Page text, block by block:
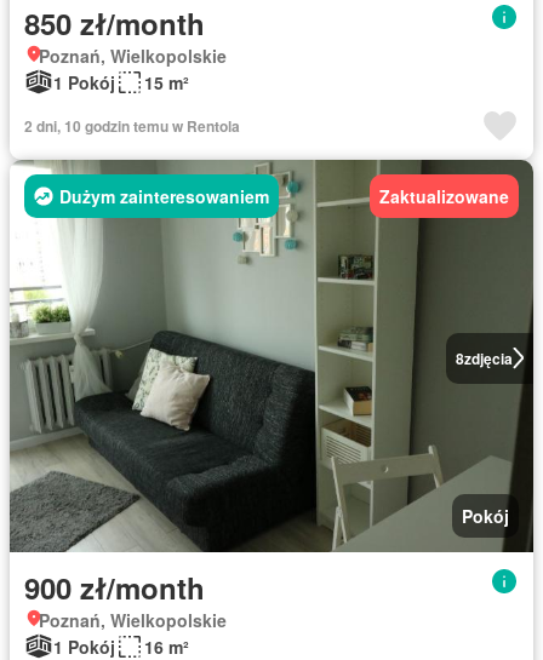
850 zł/month
Poznań, Wielkopolskie
1 Pokój
15 m²
2 dni, 10 godzin temu w Rentola
8zdjęcia
Dużym zainteresowaniem Zaktualizowane
Pokój
900 zł/month
Poznań, Wielkopolskie
1 Pokój
16 m²